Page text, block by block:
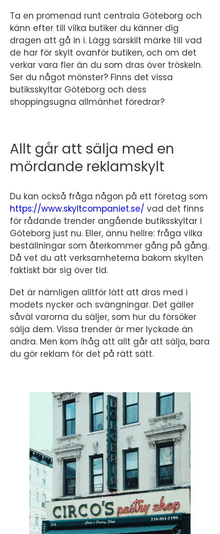
Ta en promenad runt centrala Göteborg och
känn efter till vilka butiker du känner dig
dragen att gå in i. Lägg särskilt märke till vad
de har för skylt ovanför butiken, och om det
verkar vara fler än du som dras över tröskeln.
Ser du något mönster? Finns det vissa
butiksskyltar Göteborg och dess
shoppingsugna allmänhet föredrar?
Allt går att sälja med en
mördande reklamskylt
Du kan också fråga någon på ett företag som
https://www.skyltcompaniet.se/ vad det finns
för rådande trender angående butiksskyltar i
Göteborg just nu. Eller, ännu hellre: fråga vilka
beställningar som återkommer gång på gång.
Då vet du att verksamheterna bakom skylten
faktiskt bär sig över tid.
Det är nämligen alltför lätt att dras med i
modets nycker och svängningar. Det gäller
såväl varorna du säljer, som hur du försöker
sälja dem. Vissa trender är mer lyckade än
andra. Men kom ihåg att allt går att sälja, bara
du gör reklam för det på rätt sätt.